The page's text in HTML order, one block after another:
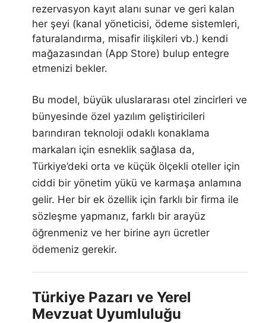
rezervasyon kayıt alanı sunar ve geri kalan
her şeyi (kanal yöneticisi, ödeme sistemleri,
faturalandırma, misafir ilişkileri vb.) kendi
mağazasından (App Store) bulup entegre
etmenizi bekler.
Bu model, büyük uluslararası otel zincirleri ve
bünyesinde özel yazılım geliştiricileri
barındıran teknoloji odaklı konaklama
markaları için esneklik sağlasa da,
Türkiye’deki orta ve küçük ölçekli oteller için
ciddi bir yönetim yükü ve karmaşa anlamına
gelir. Her bir ek özellik için farklı bir firma ile
sözleşme yapmanız, farklı bir arayüz
öğrenmeniz ve her birine ayrı ücretler
ödemeniz gerekir.
Türkiye Pazarı ve Yerel
Mevzuat Uyumluluğu